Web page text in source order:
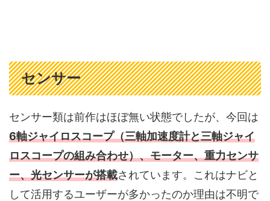
センサー
センサー類は前作はほぼ無い状態でしたが、今回は
6軸ジャイロスコープ（三軸加速度計と三軸ジャイ
ロスコープの組み合わせ）、モーター、重力センサ
ー、光センサーが搭載されています。これはナビと
して活用するユーザーが多かったのか理由は不明で